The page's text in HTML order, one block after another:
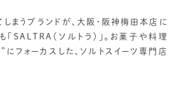
まうブランドが、大阪・阪神梅田本店に
「SALTRA（ソルトラ）」。お菓子や料理
フォーカスした、ソルトスイーツ専門店